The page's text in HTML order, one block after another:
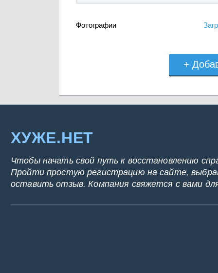
Фотографии
+
ХУЖЕ.НЕТ
Чтобы начать свой путь к восстановлению
Пройти простую регистрацию на сайте,
оставить отзыв. Компания свяжется с вами